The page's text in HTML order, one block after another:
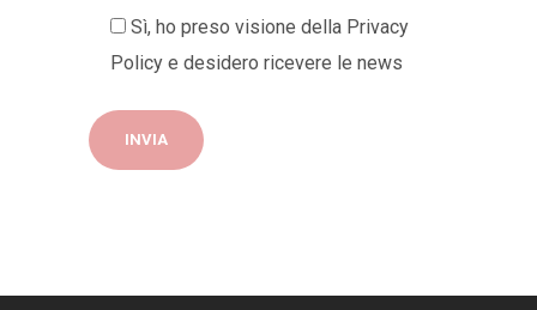
Sì, ho preso visione della Privacy
Policy e desidero ricevere le news